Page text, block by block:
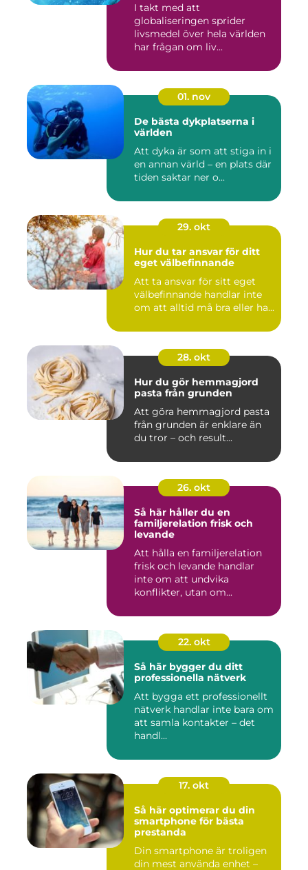
I takt med att
globaliseringen sprider
livsmedel över hela världen
har frågan om liv...
01. nov
De bästa dykplatserna i
världen
Att dyka är som att stiga in i
en annan värld – en plats där
tiden saktar ner o...
29. okt
Hur du tar ansvar för ditt
eget välbefinnande
Att ta ansvar för sitt eget
välbefinnande handlar inte
om att alltid må bra eller ha...
28. okt
Hur du gör hemmagjord
pasta från grunden
Att göra hemmagjord pasta
från grunden är enklare än
du tror – och result...
26. okt
Så här håller du en
familjerelation frisk och
levande
Att hålla en familjerelation
frisk och levande handlar
inte om att undvika
konflikter, utan om...
22. okt
Så här bygger du ditt
professionella nätverk
Att bygga ett professionellt
nätverk handlar inte bara om
att samla kontakter – det
handl...
17. okt
Så här optimerar du din
smartphone för bästa
prestanda
Din smartphone är troligen
din mest använda enhet –